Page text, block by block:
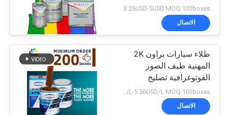
3.26USD-5USD MOQ:100boxes
الاتصال
طلاء سيارات براون 2K
المهنية طيف الصور
الفوتوغرافية تصليح
السيارات تصليح السيارات
الاتصال